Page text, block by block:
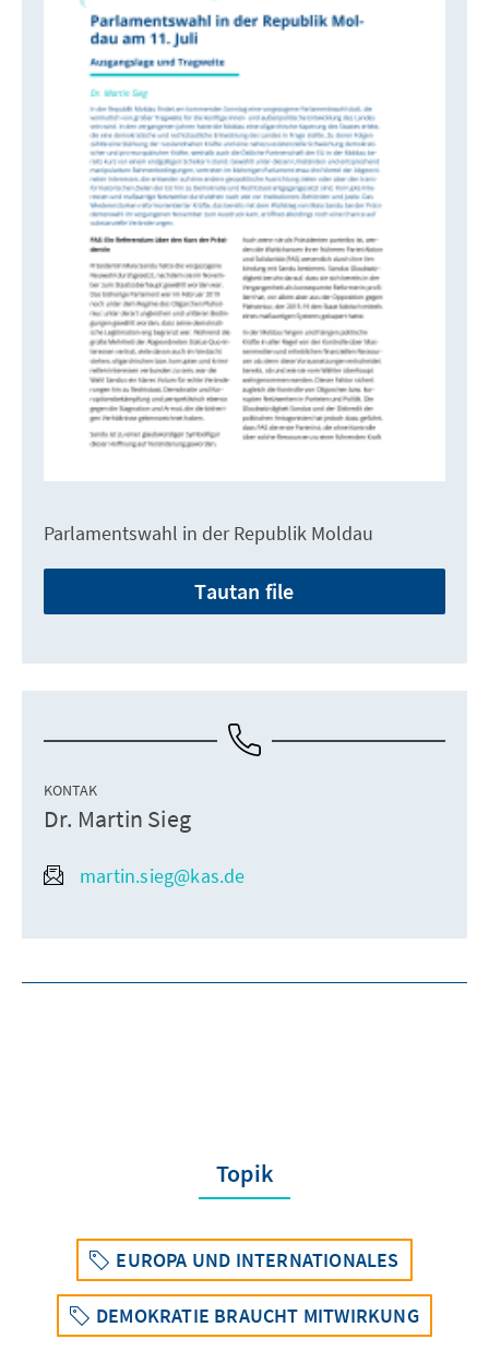
Parlamentswahl in der Republik Moldau
Tautan file
KONTAK
Dr. Martin Sieg
martin.sieg@kas.de
Topik
EUROPA UND INTERNATIONALES
DEMOKRATIE BRAUCHT MITWIRKUNG